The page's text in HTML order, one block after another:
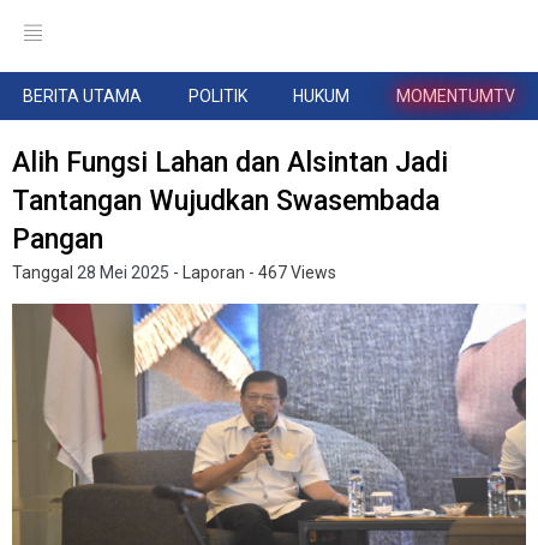
BERITA UTAMA POLITIK HUKUM MOMENTUMTV
Alih Fungsi Lahan dan Alsintan Jadi
Tantangan Wujudkan Swasembada
Pangan
Tanggal 28 Mei 2025 - Laporan - 467 Views